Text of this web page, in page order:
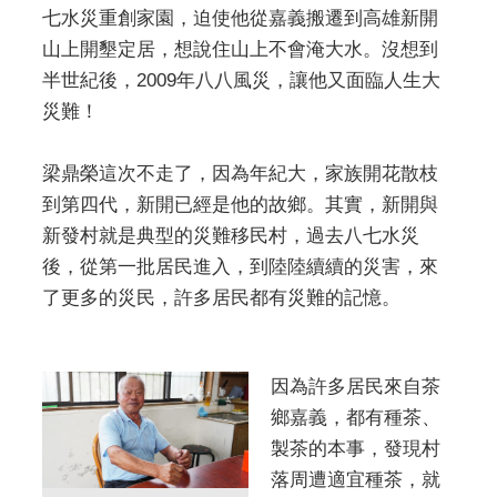
七水災重創家園，迫使他從嘉義搬遷到高雄新開
山上開墾定居，想說住山上不會淹大水。沒想到
半世紀後，2009年八八風災，讓他又面臨人生大
災難！
梁鼎榮這次不走了，因為年紀大，家族開花散枝
到第四代，新開已經是他的故鄉。其實，新開與
新發村就是典型的災難移民村，過去八七水災
後，從第一批居民進入，到陸陸續續的災害，來
了更多的災民，許多居民都有災難的記憶。
因為許多居民來自茶
鄉嘉義，都有種茶、
製茶的本事，發現村
落周遭適宜種茶，就